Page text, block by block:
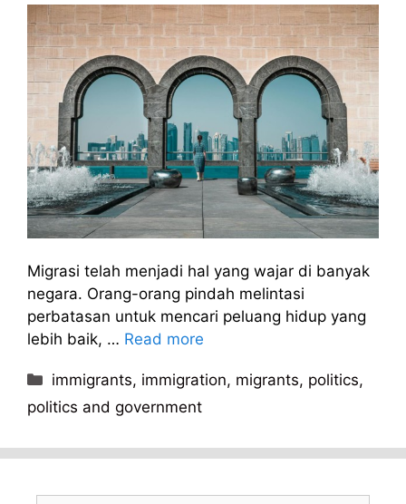
Migrasi telah menjadi hal yang wajar di banyak
negara. Orang-orang pindah melintasi
perbatasan untuk mencari peluang hidup yang
lebih baik, … Read more
Kategori
immigrants, immigration, migrants, politics,
politics and government